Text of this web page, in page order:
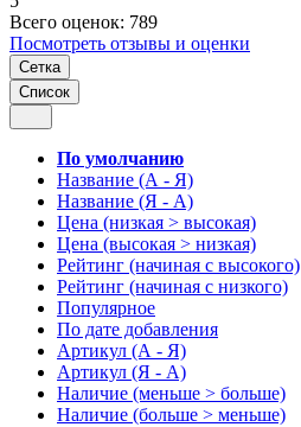
Всего оценок: 789
Посмотреть отзывы и оценки
Сетка
Список
По умолчанию
Название (А - Я)
Название (Я - А)
Цена (низкая > высокая)
Цена (высокая > низкая)
Рейтинг (начиная с высокого)
Рейтинг (начиная с низкого)
Популярное
По дате добавления
Артикул (А - Я)
Артикул (Я - А)
Наличие (меньше > больше)
Наличие (больше > меньше)